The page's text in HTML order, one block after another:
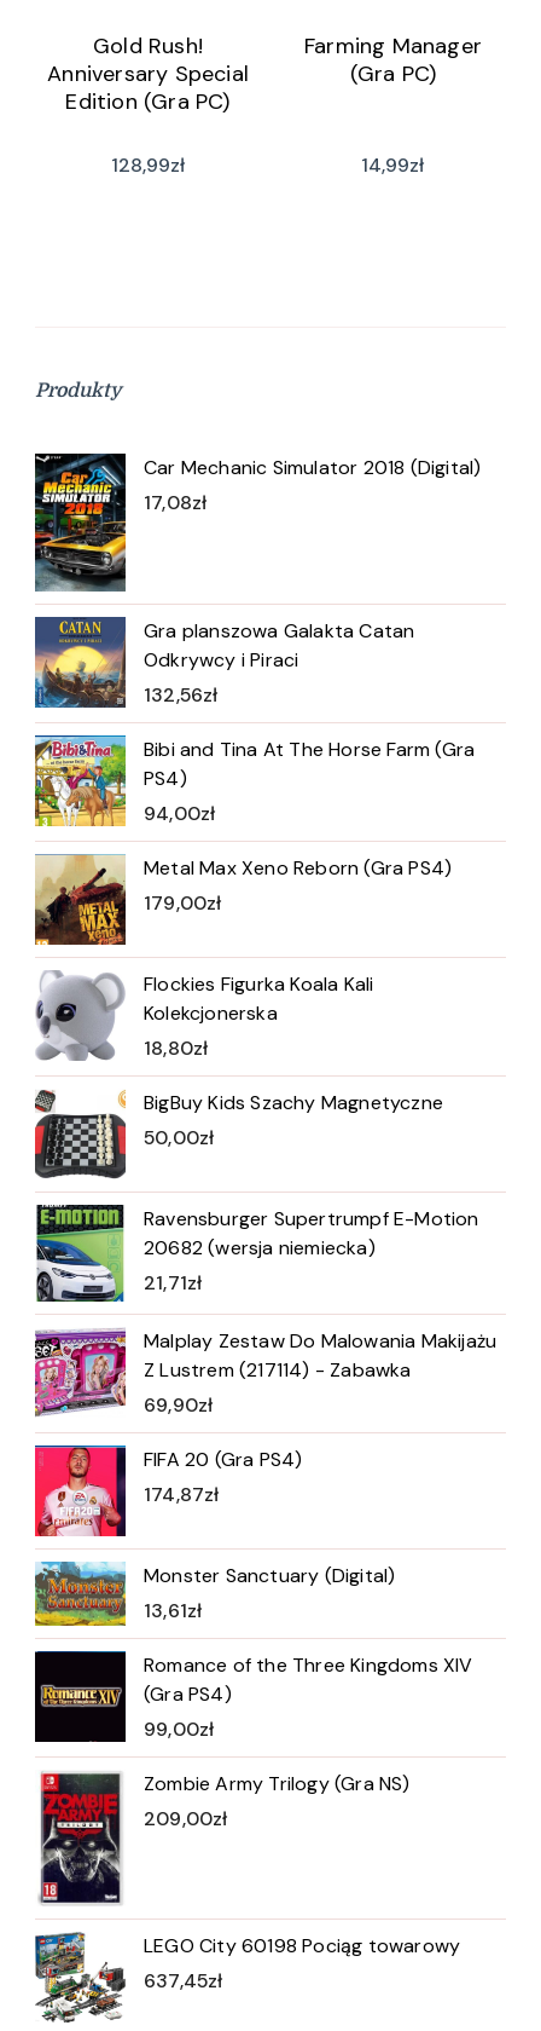
Gold Rush!
Anniversary Special
Edition (Gra PC)
128,99zł
Farming Manager
(Gra PC)
14,99zł
Produkty
Car Mechanic Simulator 2018 (Digital)
17,08zł
Gra planszowa Galakta Catan
Odkrywcy i Piraci
132,56zł
Bibi and Tina At The Horse Farm (Gra
PS4)
94,00zł
Metal Max Xeno Reborn (Gra PS4)
179,00zł
Flockies Figurka Koala Kali
Kolekcjonerska
18,80zł
BigBuy Kids Szachy Magnetyczne
50,00zł
Ravensburger Supertrumpf E-Motion
20682 (wersja niemiecka)
21,71zł
Malplay Zestaw Do Malowania Makijażu
Z Lustrem (217114) - Zabawka
69,90zł
FIFA 20 (Gra PS4)
174,87zł
Monster Sanctuary (Digital)
13,61zł
Romance of the Three Kingdoms XIV
(Gra PS4)
99,00zł
Zombie Army Trilogy (Gra NS)
209,00zł
LEGO City 60198 Pociąg towarowy
637,45zł